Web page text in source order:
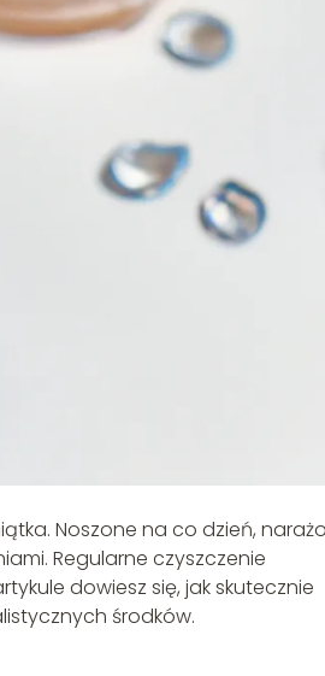
Noszone na co dzień,
Regularne czyszczenie
dowiesz się, jak skutecznie
środków.